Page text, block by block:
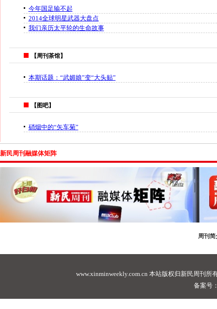
今年国足输不起
2014全球明星武器大盘点
我们亲历太平轮的生命故事
【周刊茶馆】
本期话题：“武媚娘”变“大头贴”
【图吧】
硝烟中的“矢车菊”
新民周刊融媒体矩阵
周刊简
www.xinminweekly.com.cn 本站版权归新民周刊所
备案号